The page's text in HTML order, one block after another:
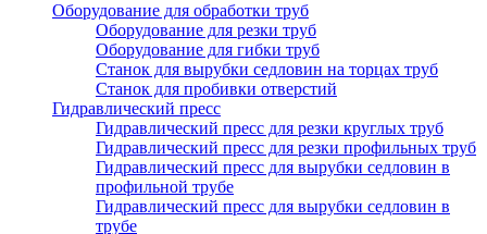
Оборудование для обработки труб
Оборудование для резки труб
Оборудование для гибки труб
Станок для вырубки седловин на торцах труб
Станок для пробивки отверстий
Гидравлический пресс
Гидравлический пресс для резки круглых труб
Гидравлический пресс для резки профильных труб
Гидравлический пресс для вырубки седловин в
профильной трубе
Гидравлический пресс для вырубки седловин в
трубе